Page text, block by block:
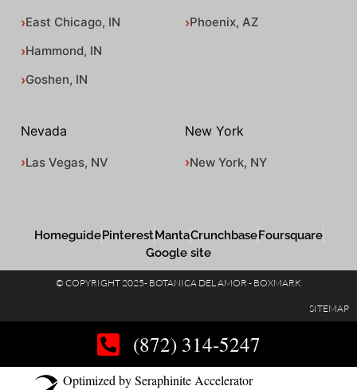
East Chicago, IN
Hammond, IN
Goshen, IN
Phoenix, AZ
Nevada
Las Vegas, NV
New York
New York, NY
HomeguidePinterestMantaCrunchbaseFoursquare
Google site
© COPYRIGHT 2025- BOTANICA DEL AMOR - BOXMARK
SITEMAP
(872) 314-5247
Optimized by Seraphinite Accelerator